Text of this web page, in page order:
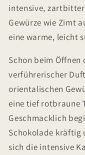
intensive,
Gewürze wie Zimt
eine warme, leicht
Schon beim
verführerischer
orientalischen
eine tief rotbraune
Geschmacklich
Schokolade
sich die intensive